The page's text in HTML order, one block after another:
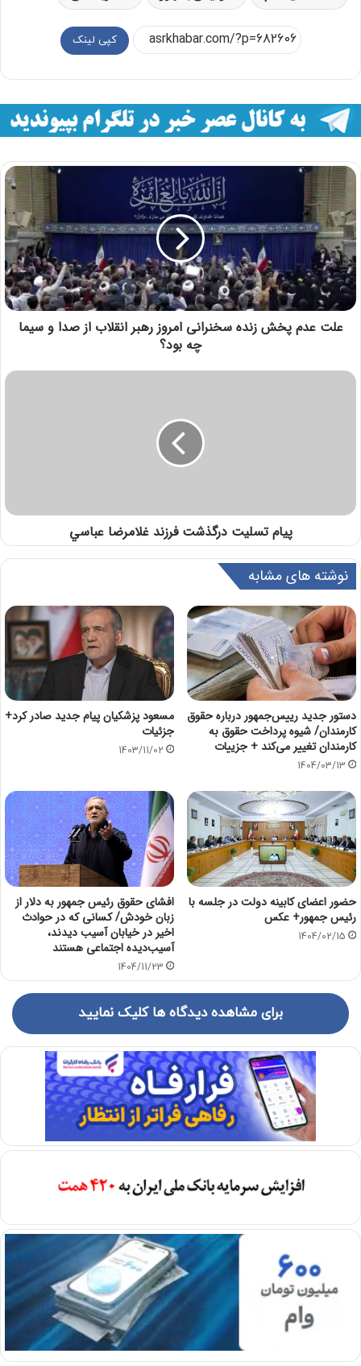
کپی لینک
علت عدم پخش زنده سخنرانی امروز رهبر انقلاب از صدا و سیما
چه بود؟
پيام تسليت درگذشت فرزند غلامرضا عباسي
نوشته های مشابه
دستور جدید رییس‌جمهور درباره حقوق
کارمندان/ شیوه پرداخت حقوق به
کارمندان تغییر می‌کند + جزییات
1404/03/13
مسعود پزشکیان پیام جدید صادر کرد+
جزئیات
1403/11/02
حضور اعضای کابینه دولت در جلسه با
رئیس جمهور+ عکس
1404/02/15
افشای حقوق رئیس جمهور به دلار از
زبان خودش/ کسانی که در حوادث
اخیر در خیابان آسیب دیدند،
آسیب‌دیده اجتماعی هستند
1404/11/23
برای مشاهده دیدگاه ها کلیک نمایید